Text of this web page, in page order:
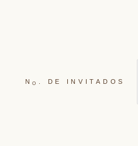
NO . DE INVITADOS